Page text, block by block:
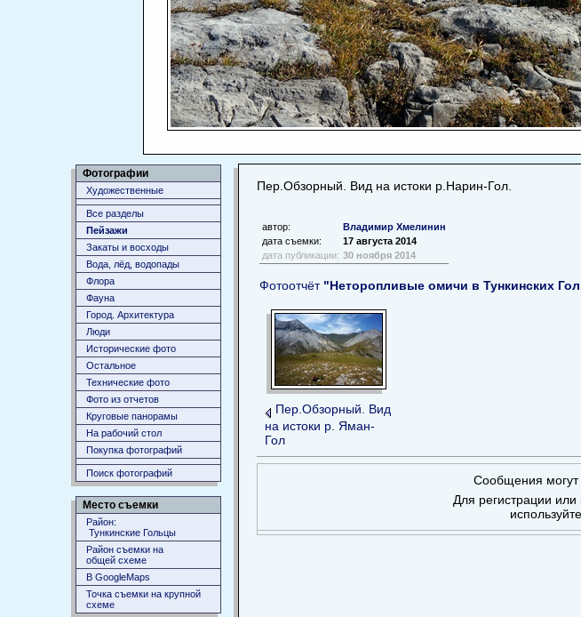
Фотографии
Художественные
Все разделы
Пейзажи
Закаты и восходы
Вода, лёд, водопады
Флора
Фауна
Город. Архитектура
Люди
Исторические фото
Остальное
Технические фото
Фото из отчетов
Круговые панорамы
На рабочий стол
Покупка фотографий
Поиск фотографий
Место съемки
Район:
Тункинские Гольцы
Район съемки на
общей схеме
В GoogleMaps
Точка съемки на крупной
схеме
Пер.Обзорный. Вид на истоки р.Нарин-Гол.
автор:
Владимир Хмелинин
дата съемки:
17 августа 2014
дата публикации: 30 ноября 2014
Фотоотчёт "Неторопливые омичи в Тункинских
Пер.Обзорный. Вид
на истоки р. Яман-
Гол
Сообщения могут
Для регистрации